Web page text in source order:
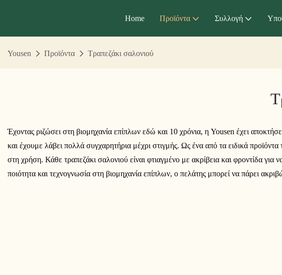
Home Προϊόντα Συλλογή
Yousen Προϊόντα Τραπεζάκι σαλονιού
Έχοντας ριζώσει στη βιομηχανία επίπλων εδώ και 10 χρόνια, η Yousen έχει
και έχουμε λάβει πολλά συγχαρητήρια μέχρι στιγμής. Ως ένα από τα ειδικά προϊόντα
στη χρήση. Κάθε τραπεζάκι σαλονιού είναι φτιαγμένο με ακρίβεια και φροντίδα για
ποιότητα και τεχνογνωσία στη βιομηχανία επίπλων, ο πελάτης μπορεί να πάρει